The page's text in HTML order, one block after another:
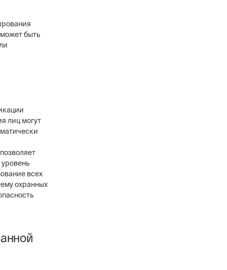
быть
лиц могут
всех
охранных